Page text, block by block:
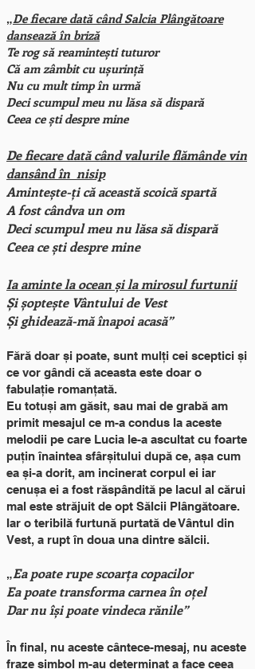
„De fiecare dată când Salcia Plângătoare
dansează în briză
Te rog să reamintești tuturor
Că am zâmbit cu ușurință
Nu cu mult timp în urmă
Deci scumpul meu nu lăsa să dispară
Ceea ce ști despre mine
De fiecare dată când valurile flămânde vin
dansând în nisip
Amintește-ți că această scoică spartă
A fost cândva un om
Deci scumpul meu nu lăsa să dispară
Ceea ce ști despre mine
Ia aminte la ocean și la mirosul furtunii
Și șoptește Vântului de Vest
Și ghidează-mă înapoi acasă”
Fără doar și poate, sunt mulți cei sceptici și
ce vor gândi că aceasta este doar o
fabulație romanțată.
Eu totuși am găsit, sau mai de grabă am
primit mesajul ce m-a condus la aceste
melodii pe care Lucia le-a ascultat cu foarte
puțin înaintea sfârșitului după ce, așa cum
ea și-a dorit, am incinerat corpul ei iar
cenușa ei a fost răspândită pe lacul al cărui
mal este străjuit de opt Sălcii Plângătoare.
Iar o teribilă furtună purtată de Vântul din
Vest, a rupt în doua una dintre sălcii.
„Ea poate rupe scoarța copacilor
Ea poate transforma carnea în oțel
Dar nu își poate vindeca rănile”
În final, nu aceste cântece-mesaj, nu aceste
fraze simbol m-au determinat a face ceea